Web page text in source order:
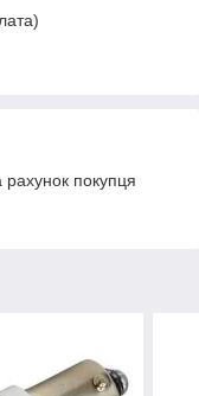
покупця